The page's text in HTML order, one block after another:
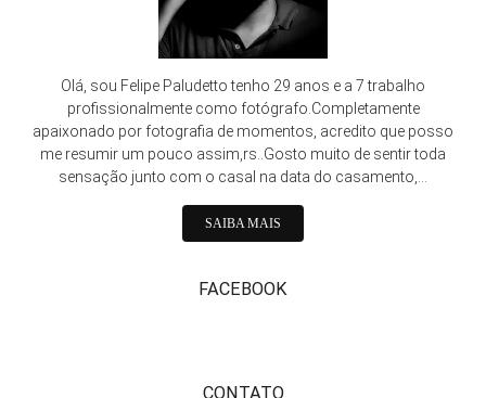
Olá, sou Felipe Paludetto tenho 29 anos e a 7 trabalho
profissionalmente como fotógrafo.Completamente
apaixonado por fotografia de momentos, acredito que posso
me resumir um pouco assim,rs..Gosto muito de sentir toda
sensação junto com o casal na data do casamento,...
SAIBA MAIS
FACEBOOK
CONTATO